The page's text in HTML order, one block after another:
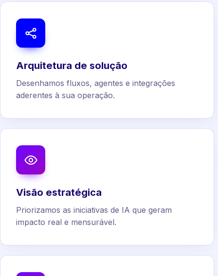
Arquitetura de solução
Desenhamos fluxos, agentes e integrações
aderentes à sua operação.
Visão estratégica
Priorizamos as iniciativas de IA que geram
impacto real e mensurável.